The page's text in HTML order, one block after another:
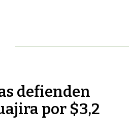
defienden
por $3,2